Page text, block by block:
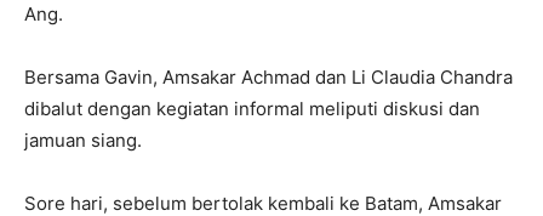
Ang.
Bersama Gavin, Amsakar Achmad dan Li Claudia Chandra
dibalut dengan kegiatan informal meliputi diskusi dan
jamuan siang.
Sore hari, sebelum bertolak kembali ke Batam, Amsakar